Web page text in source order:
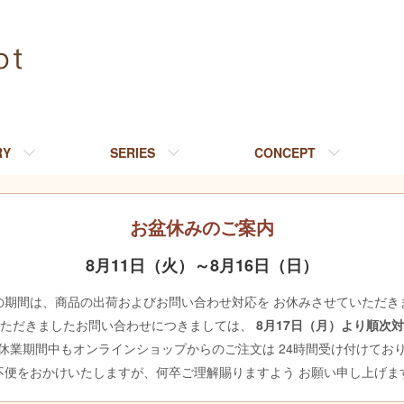
SERIES CONCEPT
お盆休みのご案内
8月11日（火）～8月16日（日）
期間は、商品の出荷およびお問い合わせ対応を お休みさせていただき
だきましたお問い合わせにつきましては、 8月17日（月）より順次
業期間中もオンラインショップからのご注文は 24時間受け付けてお
便をおかけいたしますが、何卒ご理解賜りますよう お願い申し上げま